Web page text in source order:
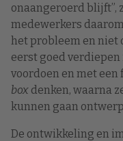
onaangeroerd blijft”,
medewerkers
het probleem en niet
eerst goed
voordoen en met
box denken, waarna
kunnen gaan
De ontwikkeling en